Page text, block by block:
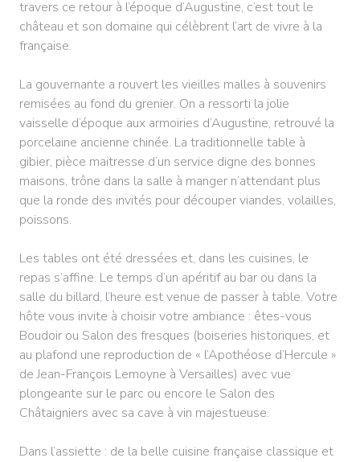
travers ce retour à l’époque d’Augustine, c’est tout le
château et son domaine qui célèbrent l’art de vivre à la
française.
La gouvernante a rouvert les vieilles malles à souvenirs
remisées au fond du grenier. On a ressorti la jolie
vaisselle d’époque aux armoiries d’Augustine, retrouvé la
porcelaine ancienne chinée. La traditionnelle table à
gibier, pièce maitresse d’un service digne des bonnes
maisons, trône dans la salle à manger n’attendant plus
que la ronde des invités pour découper viandes, volailles,
poissons.
Les tables ont été dressées et, dans les cuisines, le
repas s’affine. Le temps d’un apéritif au bar ou dans la
salle du billard, l’heure est venue de passer à table. Votre
hôte vous invite à choisir votre ambiance : êtes-vous
Boudoir ou Salon des fresques (boiseries historiques, et
au plafond une reproduction de « l’Apothéose d’Hercule »
de Jean-François Lemoyne à Versailles) avec vue
plongeante sur le parc ou encore le Salon des
Châtaigniers avec sa cave à vin majestueuse.
Dans l’assiette : de la belle cuisine française classique et